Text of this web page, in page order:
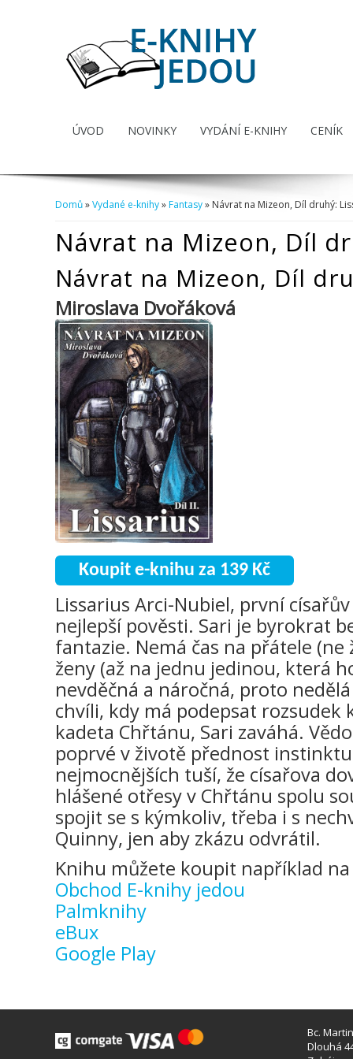
ÚVOD NOVINKY VYDÁNÍ E-KNIHY CENÍK
Domů»Vydané e-knihy»Fantasy» Návrat na Mizeon, Díl druhý:
Návrat na Mizeon, Díl
Návrat na Mizeon, Díl
Miroslava Dvořáková
Koupit e-knihu za 139 Kč
Lissarius Arci-Nubiel, první
nejlepší pověsti. Sari je byrokrat
fantazie. Nemá čas na přátele (ne
ženy (až na jednu jedinou, která
nevděčná a náročná, proto
chvíli, kdy má podepsat rozsudek
kadeta Chřtánu, Sari zaváhá.
poprvé v životě přednost
nejmocnějších tuší, že císařova
hlášené otřesy v Chřtánu spolu
spojit se s kýmkoliv, třeba i s
Quinny, jen aby zkázu odvrátil.
Knihu můžete koupit například
Obchod E-knihy jedou
Palmknihy
eBux
Google Play
Bc.
Dlouhá